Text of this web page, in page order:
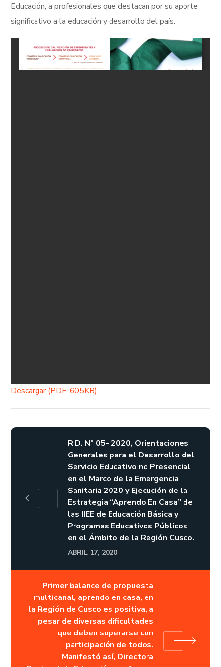
Educación, a profesionales que destacan por su aporte
significativo a la educación y desarrollo del país.
Descargar (PDF, 605KB)
R.D. N° 05- 2020, Orientaciones
Generales para el Desarrollo del
Servicio Educativo no Presencial
en el Marco de la Emergencia
Sanitaria 2020 y Ejecución de la
Estrategia “Aprendo En Casa” de
las IIEE de Educación Básica y
Programas Educativos Públicos
en el Ámbito de la Región Cusco.
ABRIL 17, 2020
Primer balance de propuesta
multicanal, aprendo en casa, en
la Región de Cusco es positiva, a
pesar de diversas dificultades
que deben superarse con
participación de todos.
Manifestó así, Directora